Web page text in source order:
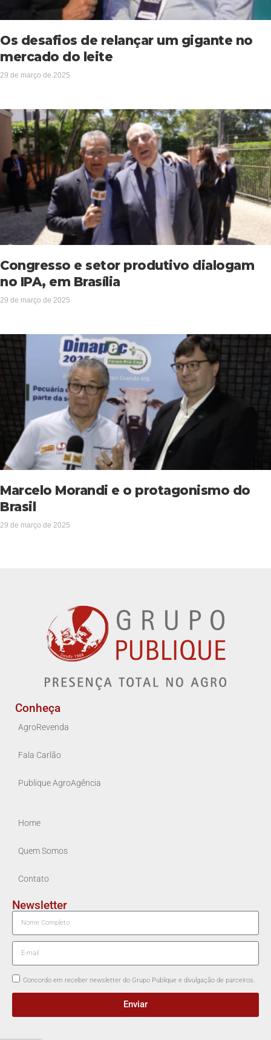
Os desafios de relançar um gigante no
mercado do leite
29 de março de 2025
Congresso e setor produtivo dialogam
no IPA, em Brasília
29 de março de 2025
Marcelo Morandi e o protagonismo do
Brasil
29 de março de 2025
Conheça
AgroRevenda
Fala Carlão
Publique AgroAgência
Home
Quem Somos
Contato
Newsletter
Concordo em receber newsletter do Grupo Publique e divulgação de parceiros.
Enviar